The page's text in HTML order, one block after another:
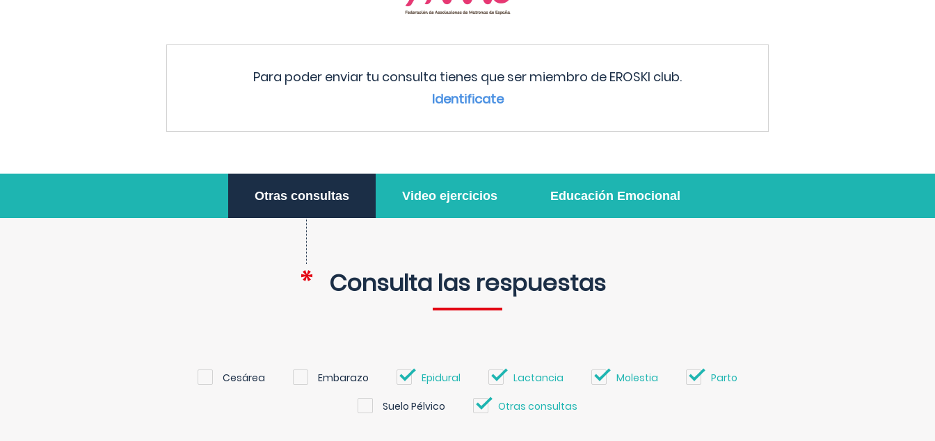
Para poder enviar tu consulta tienes que ser miembro de EROSKI club.
Identificate
Otras consultas Video ejercicios Educación Emocional
Consulta las respuestas
Cesárea Embarazo Epidural Lactancia Molestia Parto
Suelo Pélvico Otras consultas